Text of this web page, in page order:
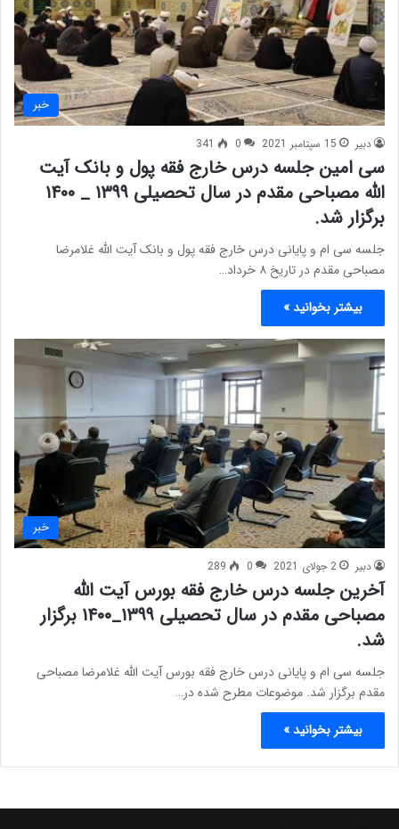
خبر
دبیر 15 سپتامبر 2021 0
341
سی امین جلسه درس خارج فقه پول و بانک آیت
الله مصباحی مقدم در سال تحصیلی ۱۳۹۹ _ ۱۴۰۰
برگزار شد.
جلسه سی ام و پایانی درس خارج فقه پول و بانک آیت الله غلامرضا
مصباحی مقدم در تاریخ ۸ خرداد…
بیشتر بخوانید »
خبر
دبیر 2 جولای 2021 0
289
آخرین جلسه درس خارج فقه بورس آیت الله
مصباحی مقدم در سال تحصیلی ۱۳۹۹_۱۴۰۰ برگزار
شد.
جلسه سی ام و پایانی درس خارج فقه بورس آیت الله غلامرضا مصباحی
مقدم برگزار شد. موضوعات مطرح شده در…
بیشتر بخوانید »